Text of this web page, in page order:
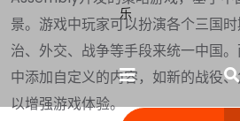
景。游戏中玩家可以扮演各个三国
治、外交、战争等手段来统一中国
中添加自定义的内容，如新的战役、
以增强游戏体验。